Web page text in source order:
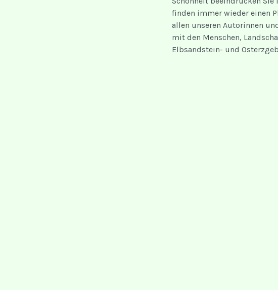
finden immer wieder einen
allen unseren Autorinnen
mit den Menschen,
Elbsandstein- und